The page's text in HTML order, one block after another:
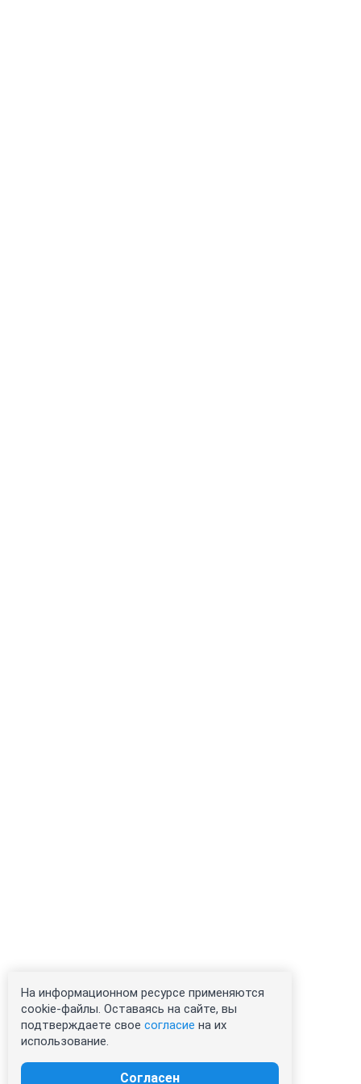
На информационном ресурсе применяются
cookie-файлы. Оставаясь на сайте, вы
подтверждаете свое согласие на их
использование.
Согласен